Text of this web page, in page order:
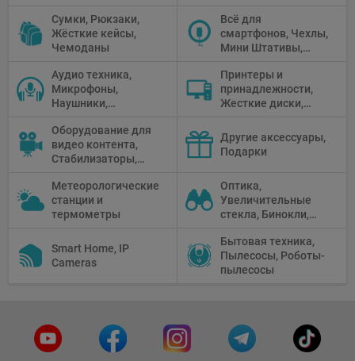
Сумки, Рюкзаки,
Жёсткие кейсы,
Чемоданы
Всё для
смартфонов, Чехлы,
Мини Штативы,
Аудио техника,
Микрофоны,
Наушники,
микшеры, Кабели и
адаптеры
Принтеры и
принадлежности,
Жесткие диски,
Проекторы,
Графические
Планшеты, Бумага
Оборудование для
видео контента,
Стабилизаторы,
Мониторы,
Профессиональное
видео
Другие аксессуары,
Подарки
Метеорологические
станции и
термометры
Оптика,
Увеличительные
стекла, Бинокли,
Телескопы,
Прицелы,
Микроскопы,
Smart Home, IP
Cameras
Бытовая техника,
Пылесосы, Роботы-
пылесосы